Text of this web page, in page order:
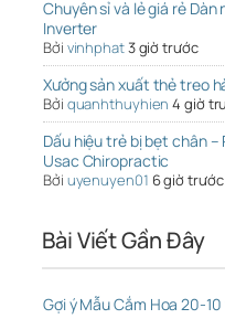
Chuyên sỉ và lẻ giá rẻ Dàn
Inverter
Bởi vinhphat3 giờ trước
Xưởng sản xuất thẻ treo
Bởi quanhthuyhien 4 giờ
Dấu hiệu trẻ bị bẹt chân –
Usac Chiropractic
Bởi uyenuyen01 6 giờ trước
Bài Viết Gần Đây
Gợi ý Mẫu Cắm Hoa 20-